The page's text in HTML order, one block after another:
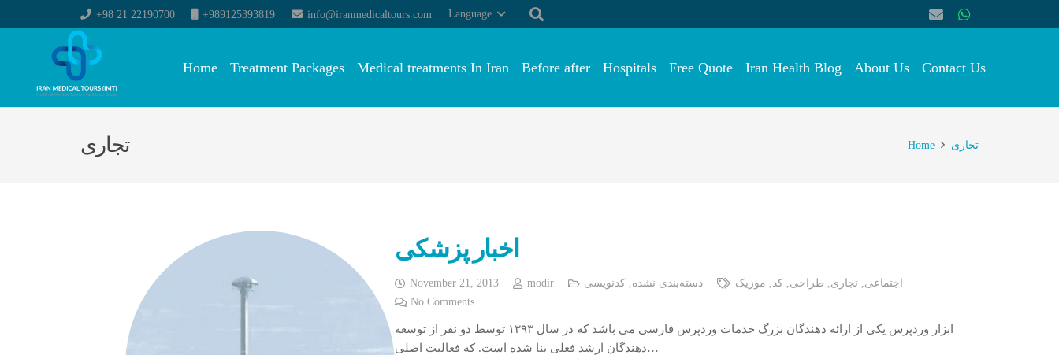
+98 21 22190700 +989125393819 info@iranmedicaltours.com Language
Home Treatment Packages Medical treatments In Iran Before after Hospitals Free Quote Iran Health Blog About Us Contact Us
تجاری Home تجاری
اخبار پزشکی
November 21, 2013 modir دسته‌بندی نشده کدنویسی اجتماعی ,تجاری طراحی ,کد
موزیک
No Comments
ابزار وردپرس یکی از ارائه دهندگان بزرگ خدمات وردپرس فارسی می باشد که در سال ۱۳۹۳ توسط دو نفر از توسعه
دهندگان ارشد فعلی بنا شده است. که فعالیت اصلی…